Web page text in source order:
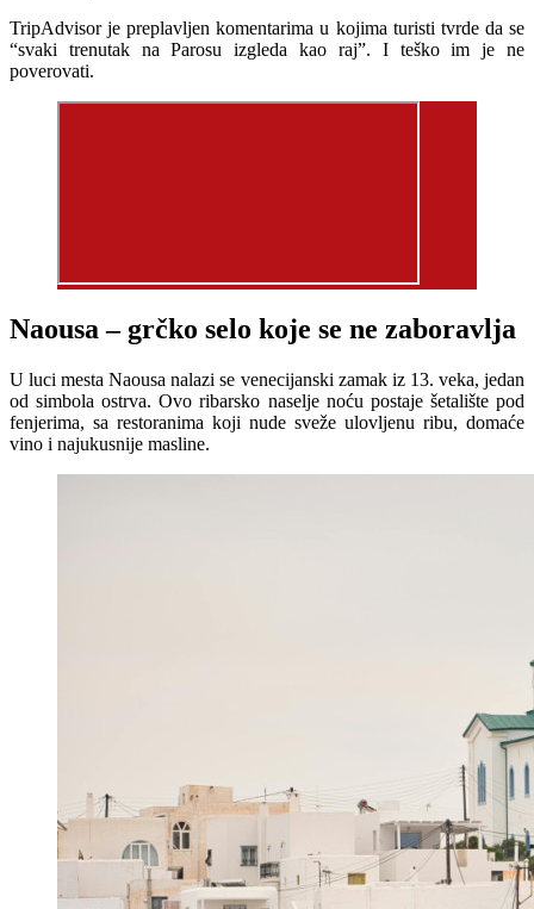
TripAdvisor je preplavljen komentarima u kojima turisti tvrde da se
“svaki trenutak na Parosu izgleda kao raj”. I teško im je ne
poverovati.
Naousa – grčko selo koje se ne zaboravlja
U luci mesta Naousa nalazi se venecijanski zamak iz 13. veka, jedan
od simbola ostrva. Ovo ribarsko naselje noću postaje šetalište pod
fenjerima, sa restoranima koji nude sveže ulovljenu ribu, domaće
vino i najukusnije masline.